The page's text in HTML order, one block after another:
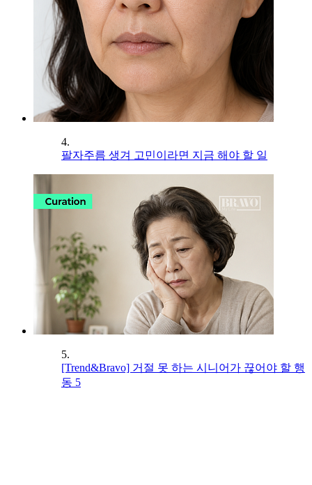
4.
팔자주름 생겨 고민이라면 지금 해야 할 일
5.
[Trend&Bravo] 거절 못 하는 시니어가 끊어야 할 행
동 5